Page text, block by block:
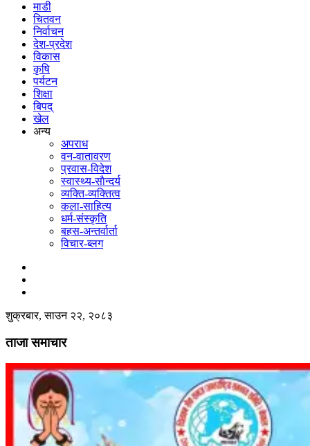
माडी
चितवन
निर्वाचन
देश-प्रदेश
विकास
कृषि
पर्यटन
शिक्षा
बिपद्
खेल
अन्य
अपराध
वन-वातावरण
प्रवास-विदेश
स्वास्थ्य-साैन्दर्य
व्यक्ति-व्यक्तित्व
कला-साहित्य
धर्म-संस्कृति
बहस-अन्तर्वार्ता
विचार-ब्लग
शुक्रबार, साउन २२, २०८३
ताजा समाचार